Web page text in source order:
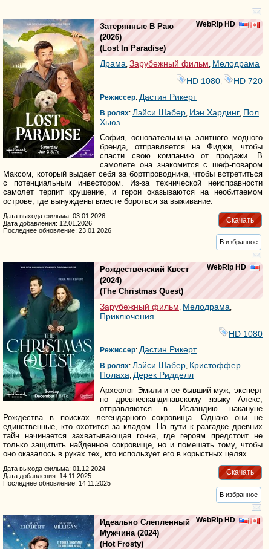
WebRip HD
Затерянные В Раю
(2026)
(Lost In Paradise)
Драма, Зарубежный фильм, Мелодрама
HD 1080
HD 720
Режиссер: Дастин Рикерт
В ролях: Лэйси Шабер, Иэн Хардинг, Пол
Хьюз
София, основательница элитного модного
бренда, отправляется на Фиджи, чтобы
спасти свою компанию от продажи. В
самолете она знакомится с шеф-поваром
Максом, который выдает себя за бортпроводника, чтобы встретиться
с потенциальным инвестором. Из-за технической неисправности
самолет терпит крушение, и герои оказываются на необитаемом
острове, где вынуждены вместе бороться за выживание.
Скачать
Дата выхода фильма: 03.01.2026
Дата добавления: 12.01.2026
Последнее обновление: 23.01.2026
В избранное
WebRip HD
Рождественский Квест
(2024)
(The Christmas Quest)
Зарубежный фильм, Мелодрама,
Приключения
HD 1080
Режиссер: Дастин Рикерт
В ролях: Лэйси Шабер, Кристоффер
Полаха, Дерек Ридделл
Археолог Эмили и ее бывший муж, эксперт
по древнескандинавскому языку Алекс,
отправляются в Исландию накануне
Рождества в поисках легендарного сокровища. Однако они не
единственные, кто охотится за кладом. На пути к разгадке древних
тайн начинается захватывающая гонка, где героям предстоит не
только защитить найденное сокровище, но и помешать тому, чтобы
оно оказалось в руках тех, кто использует его в корыстных целях.
Скачать
Дата выхода фильма: 01.12.2024
Дата добавления: 14.11.2025
Последнее обновление: 14.11.2025
В избранное
WebRip HD
Идеально Слепленный
Мужчина(2024)
(Hot Frosty)